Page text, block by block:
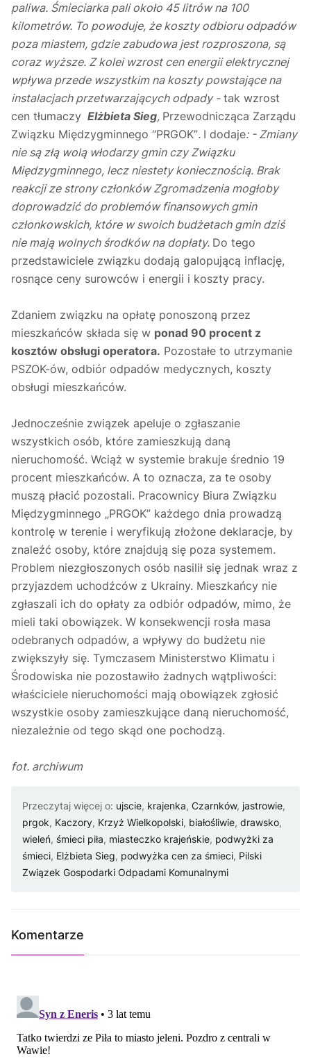
paliwa. Śmieciarka pali około 45 litrów na 100
kilometrów. To powoduje, że koszty odbioru odpadów
poza miastem, gdzie zabudowa jest rozproszona, są
coraz wyższe. Z kolei wzrost cen energii elektrycznej
wpływa przede wszystkim na koszty powstające na
instalacjach przetwarzających odpady -tak wzrost
cen tłumaczy Elżbieta Sieg, Przewodnicząca Zarządu
Związku Międzygminnego “PRGOK”. I dodaje: - Zmiany
nie są złą wolą włodarzy gmin czy Związku
Międzygminnego, lecz niestety koniecznością. Brak
reakcji ze strony członków Zgromadzenia mogłoby
doprowadzić do problemów finansowych gmin
członkowskich, które w swoich budżetach gmin dziś
nie mają wolnych środków na dopłaty. Do tego
przedstawiciele związku dodają galopującą inflację,
rosnące ceny surowców i energii i koszty pracy.
Zdaniem związku na opłatę ponoszoną przez
mieszkańców składa się w ponad 90 procent z
kosztów obsługi operatora. Pozostałe to utrzymanie
PSZOK-ów, odbiór odpadów medycznych, koszty
obsługi mieszkańców.
Jednocześnie związek apeluje o zgłaszanie
wszystkich osób, które zamieszkują daną
nieruchomość. Wciąż w systemie brakuje średnio 19
procent mieszkańców. A to oznacza, za te osoby
muszą płacić pozostali. Pracownicy Biura Związku
Międzygminnego „PRGOK” każdego dnia prowadzą
kontrolę w terenie i weryfikują złożone deklaracje, by
znaleźć osoby, które znajdują się poza systemem.
Problem niezgłoszonych osób nasilił się jednak wraz z
przyjazdem uchodźców z Ukrainy. Mieszkańcy nie
zgłaszali ich do opłaty za odbiór odpadów, mimo, że
mieli taki obowiązek. W konsekwencji rosła masa
odebranych odpadów, a wpływy do budżetu nie
zwiększyły się. Tymczasem Ministerstwo Klimatu i
Środowiska nie pozostawiło żadnych wątpliwości:
właściciele nieruchomości mają obowiązek zgłosić
wszystkie osoby zamieszkujące daną nieruchomość,
niezależnie od tego skąd one pochodzą.
fot. archiwum
Przeczytaj więcej o: ujscie, krajenka, Czarnków, jastrowie,
prgok, Kaczory, Krzyż Wielkopolski, białośliwie, drawsko,
wieleń, śmieci piła, miasteczko krajeńskie, podwyżki za
śmieci, Elżbieta Sieg, podwyżka cen za śmieci, Pilski
Związek Gospodarki Odpadami Komunalnymi
Komentarze